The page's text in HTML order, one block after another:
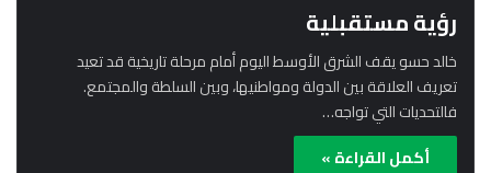
رؤية مستقبلية
خالد حسو يقف الشرق الأوسط اليوم أمام مرحلة تاريخية قد تعيد
تعريف العلاقة بين الدولة ومواطنيها، وبين السلطة والمجتمع.
فالتحديات التي تواجه…
أكمل القراءة »